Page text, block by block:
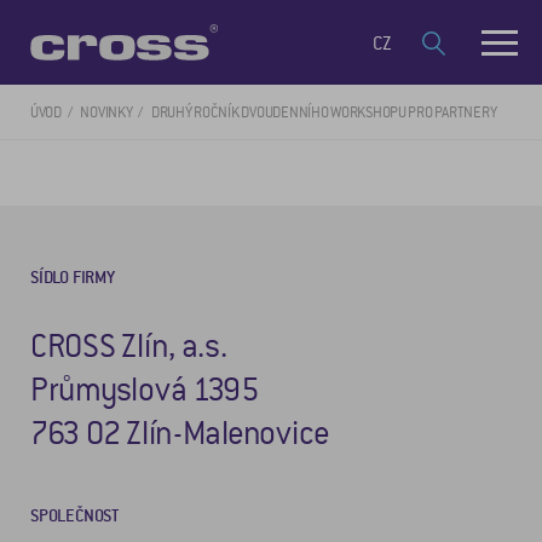
CZ
ÚVOD NOVINKY DRUHÝ ROČNÍK DVOUDENNÍHO WORKSHOPU PRO PARTNERY
SÍDLO FIRMY
CROSS Zlín, a.s.
Průmyslová 1395
763 02 Zlín-Malenovice
SPOLEČNOST